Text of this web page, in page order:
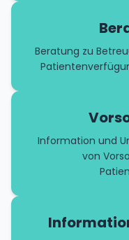
Beratung zu
Information und
von